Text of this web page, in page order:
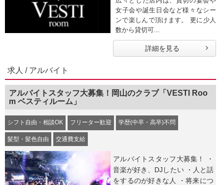
女子会や誕生日会など様々なシー
ンで楽しんで頂けます。 更に少人
数から貸切可...
詳細を見る
求人 / アルバイト
アルバイトスタッフ大募集！岡山のクラブ「VESTI Roo
m ベスティルーム」
シフト自由・相談OK フリーター歓迎 学歴(中卒・高卒)不問
髪型・髪色自由 交通費支給
アルバイトスタッフ大募集！ ・
音楽が好き、DJしたい ・人と話
をするのが好きな人 ・将来につ